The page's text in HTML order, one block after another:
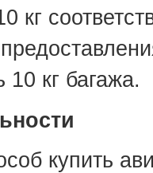
кг
кг багажа.
купить